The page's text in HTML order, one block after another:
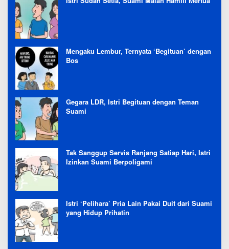
Mengaku Lembur, Ternyata ‘Begituan’ dengan
Bos
Gegara LDR, Istri Begituan dengan Teman
Suami
Tak Sanggup Servis Ranjang Satiap Hari, Istri
Izinkan Suami Berpoligami
Istri ‘Pelihara’ Pria Lain Pakai Duit dari Suami
yang Hidup Prihatin